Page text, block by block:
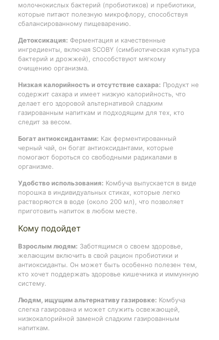
молочнокислых бактерий (пробиотиков) и пребиотики,
которые питают полезную микрофлору, способствуя
сбалансированному пищеварению.
Детоксикация: Ферментация и качественные
ингредиенты, включая SCOBY (симбиотическая культура
бактерий и дрожжей), способствуют мягкому
очищению организма.
Низкая калорийность и отсутствие сахара: Продукт не
содержит сахара и имеет низкую калорийность, что
делает его здоровой альтернативой сладким
газированным напиткам и подходящим для тех, кто
следит за весом.
Богат антиоксидантами: Как ферментированный
черный чай, он богат антиоксидантами, которые
помогают бороться со свободными радикалами в
организме.
Удобство использования: Комбуча выпускается в виде
порошка в индивидуальных стиках, которые легко
растворяются в воде (около 200 мл), что позволяет
приготовить напиток в любом месте.
Кому подойдет
Взрослым людям: Заботящимся о своем здоровье,
желающим включить в свой рацион пробиотики и
антиоксиданты. Он может быть особенно полезен тем,
кто хочет поддержать здоровье кишечника и иммунную
систему.
Людям, ищущим альтернативу газировке: Комбуча
слегка газирована и может служить освежающей,
низкокалорийной заменой сладким газированным
напиткам.